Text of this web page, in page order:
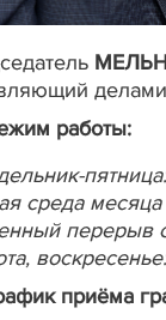
делами
работы:
среда
перерыв
приёма